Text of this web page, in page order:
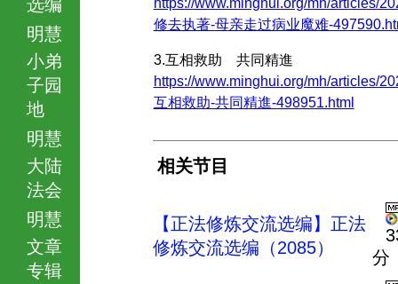
明慧
小弟
子园
地
明慧
大陆
法会
明慧
文章
专辑
https://www.minghui.org/mh/articles/
修去执著-母亲走过病业魔难-
3.互相救助 共同精進
https://www.minghui.org/mh/articles/
互相救助-共同精進-498951.html
相关节目
【正法修炼交流选编】正法
修炼交流选编（2085）
分